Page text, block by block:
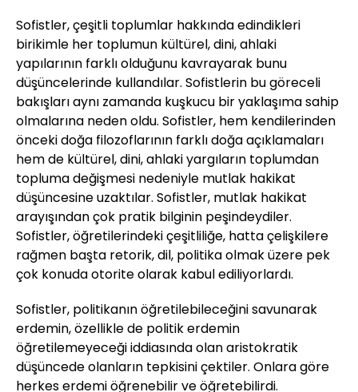
Sofistler, çeşitli toplumlar hakkında edindikleri
birikimle her toplumun kültürel, dini, ahlaki
yapılarının farklı olduğunu kavrayarak bunu
düşüncelerinde kullandılar. Sofistlerin bu göreceli
bakışları aynı zamanda kuşkucu bir yaklaşıma sahip
olmalarına neden oldu. Sofistler, hem kendilerinden
önceki doğa filozoflarının farklı doğa açıklamaları
hem de kültürel, dini, ahlaki yargıların toplumdan
topluma değişmesi nedeniyle mutlak hakikat
düşüncesine uzaktılar. Sofistler, mutlak hakikat
arayışından çok pratik bilginin peşindeydiler.
Sofistler, öğretilerindeki çeşitliliğe, hatta çelişkilere
rağmen başta retorik, dil, politika olmak üzere pek
çok konuda otorite olarak kabul ediliyorlardı.
Sofistler, politikanın öğretilebileceğini savunarak
erdemin, özellikle de politik erdemin
öğretilemeyeceği iddiasında olan aristokratik
düşüncede olanların tepkisini çektiler. Onlara göre
herkes erdemi öğrenebilir ve öğretebilirdi.